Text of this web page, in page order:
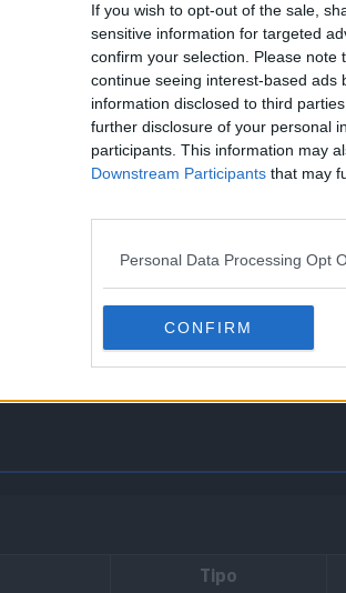
If you wish to opt-out of the sale,
sensitive information for targeted
confirm your selection. Please
continue seeing interest-based ads
information disclosed to third
further disclosure of your personal
participants. This information may
Downstream Participants that may
Personal Data Processing Opt
CONFIRM
sueño le impide quedarse dormido.
que lleva el rival al entrar en combate.
usado en su contra.
Tipo